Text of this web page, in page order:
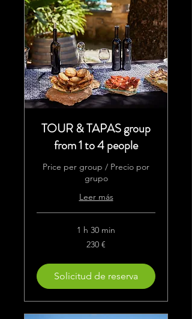
TOUR & TAPAS group
from 1 to 4 people
Price per group / Precio por
grupo
Leer más
1 h 30 min
230 €
Solicitud de reserva